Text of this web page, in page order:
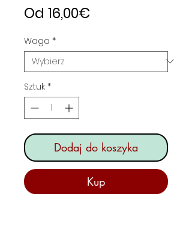
Od 16,00€
Waga *
Sztuk *
Dodaj do koszyka
Kup